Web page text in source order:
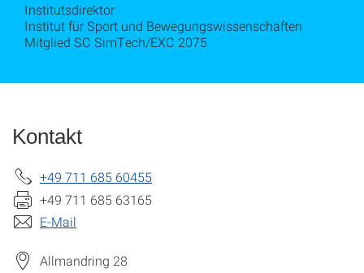
Institutsdirektor
Institut für Sport und Bewegungswissenschaften
Mitglied SC SimTech/EXC 2075
Kontakt
+49 711 685 60455
+49 711 685 63165
E-Mail
Allmandring 28